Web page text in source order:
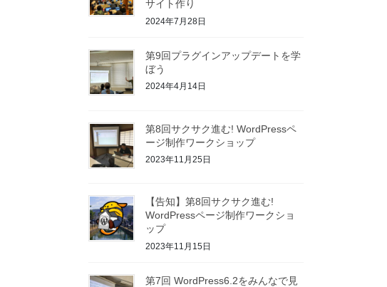
サイト作り
2024年7月28日
第9回プラグインアップデートを学
ぼう
2024年4月14日
第8回サクサク進む! WordPressペ
ージ制作ワークショップ
2023年11月25日
【告知】第8回サクサク進む!
WordPressページ制作ワークショ
ップ
2023年11月15日
第7回 WordPress6.2をみんなで見